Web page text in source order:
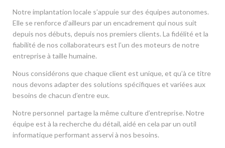
Notre implantation locale s’appuie sur des équipes autonomes.
Elle se renforce d’ailleurs par un encadrement qui nous suit
depuis nos débuts, depuis nos premiers clients. La fidélité et la
fiabilité de nos collaborateurs est l’un des moteurs de notre
entreprise à taille humaine.
Nous considérons que chaque client est unique, et qu’à ce titre
nous devons adapter des solutions spécifiques et variées aux
besoins de chacun d’entre eux.
Notre personnel partage la même culture d’entreprise. Notre
équipe est à la recherche du détail, aidé en cela par un outil
informatique performant asservi à nos besoins.